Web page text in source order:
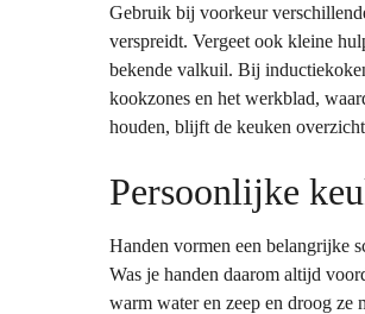
Gebruik bij voorkeur
verspreidt. Vergeet ook kleine
bekende valkuil. Bij
kookzones en het werkblad,
houden, blijft de keuken
Persoonlijke
Handen vormen een belangrijke
Was je handen daarom altijd
warm water en zeep en droog ze